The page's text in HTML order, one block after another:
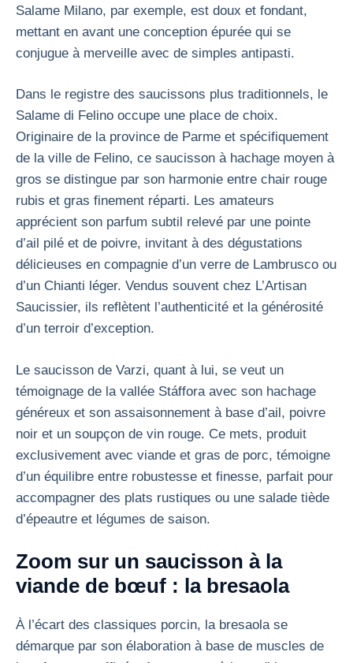
Salame Milano, par exemple, est doux et fondant,
mettant en avant une conception épurée qui se
conjugue à merveille avec de simples antipasti.
Dans le registre des saucissons plus traditionnels, le
Salame di Felino occupe une place de choix.
Originaire de la province de Parme et spécifiquement
de la ville de Felino, ce saucisson à hachage moyen à
gros se distingue par son harmonie entre chair rouge
rubis et gras finement réparti. Les amateurs
apprécient son parfum subtil relevé par une pointe
d’ail pilé et de poivre, invitant à des dégustations
délicieuses en compagnie d’un verre de Lambrusco ou
d’un Chianti léger. Vendus souvent chez L’Artisan
Saucissier, ils reflètent l’authenticité et la générosité
d’un terroir d’exception.
Le saucisson de Varzi, quant à lui, se veut un
témoignage de la vallée Stáffora avec son hachage
généreux et son assaisonnement à base d’ail, poivre
noir et un soupçon de vin rouge. Ce mets, produit
exclusivement avec viande et gras de porc, témoigne
d’un équilibre entre robustesse et finesse, parfait pour
accompagner des plats rustiques ou une salade tiède
d’épeautre et légumes de saison.
Zoom sur un saucisson à la
viande de bœuf : la bresaola
À l’écart des classiques porcin, la bresaola se
démarque par son élaboration à base de muscles de